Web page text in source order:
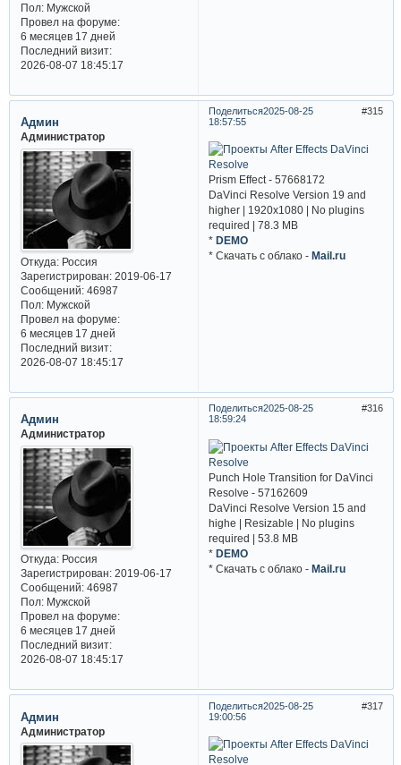
Пол:Мужской
Провел на форуме:
6 месяцев 17 дней
Последний визит:
2026-08-07 18:45:17
Поделиться 315
2025-08-25
18:57:55
Админ
Администратор
Откуда:Россия
Зарегистрирован: 2019-06-17
Сообщений:46987
Пол:Мужской
Провел на форуме:
6 месяцев 17 дней
Последний визит:
2026-08-07 18:45:17
Prism Effect - 57668172
DaVinci Resolve Version 19 and
higher | 1920x1080 | No plugins
required | 78.3 MB
* DEMO
* Cкачать с облако - Mail.ru
Поделиться 316
2025-08-25
18:59:24
Админ
Администратор
Откуда:Россия
Зарегистрирован: 2019-06-17
Сообщений:46987
Пол:Мужской
Провел на форуме:
6 месяцев 17 дней
Последний визит:
2026-08-07 18:45:17
Punch Hole Transition for DaVinci
Resolve - 57162609
DaVinci Resolve Version 15 and
highe | Resizable | No plugins
required | 53.8 MB
*DEMO
* Cкачать с облако -Mail.ru
Поделиться 317
2025-08-25
19:00:56
Админ
Администратор